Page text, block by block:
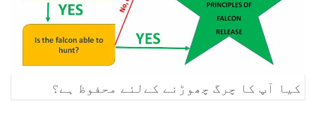
کیا آپ کا چرگ چھوڑنے کےلئے محفوظ ہے؟